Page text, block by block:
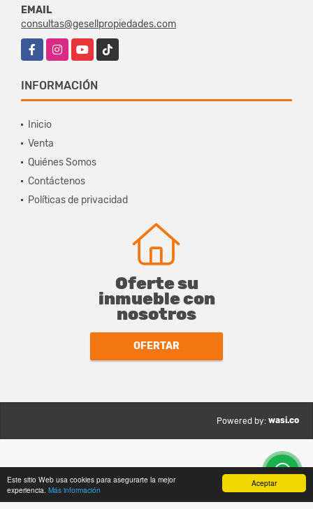
Aceptar
Este sitio Web usa cookies para asegurarte la mejor
experiencia. Más información
EMAIL
consultas@gesellpropiedades.com
FacebookInstagramYouTubeTikTok
INFORMACIÓN
Inicio
Venta
Quiénes Somos
Contáctenos
Políticas de privacidad
Oferte su
inmueble con
nosotros
OFERTAR
Powered by: wasi.co